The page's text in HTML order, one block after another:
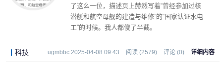
了这么一位，描述页上赫然写着“曾经参加过核
潜艇和航空母舰的建造与维修”的“国家认证水电
工”的时候。我人都傻了半截。
科技 ugmbbc 2025-04-08 09:43 阅读 (2579) 评论 (0) 详细内容